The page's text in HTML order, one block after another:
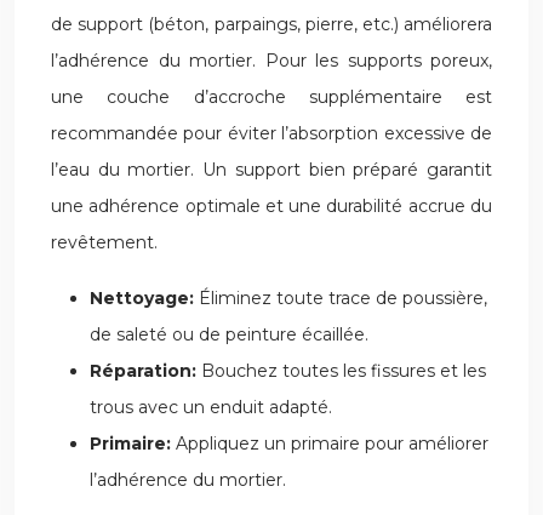
de support (béton, parpaings, pierre, etc.) améliorera
l’adhérence du mortier. Pour les supports poreux,
une couche d’accroche supplémentaire est
recommandée pour éviter l’absorption excessive de
l’eau du mortier. Un support bien préparé garantit
une adhérence optimale et une durabilité accrue du
revêtement.
Nettoyage: Éliminez toute trace de poussière,
de saleté ou de peinture écaillée.
Réparation: Bouchez toutes les fissures et les
trous avec un enduit adapté.
Primaire: Appliquez un primaire pour améliorer
l’adhérence du mortier.